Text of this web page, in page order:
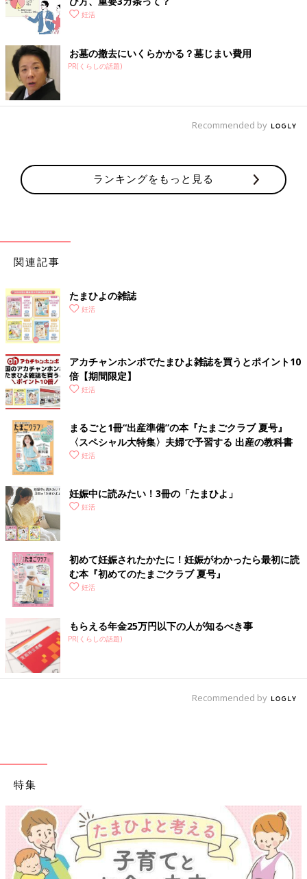
妊活
お墓の撤去にいくらかかる？墓じまい費用
PR(くらしの話題)
Recommended by
ランキングをもっと見る
関連記事
たまひよの雑誌
妊活
アカチャンホンポでたまひよ雑誌を買うとポイント10
倍【期間限定】
妊活
まるごと1冊“出産準備”の本『たまごクラブ 夏号』
〈スペシャル大特集〉夫婦で予習する 出産の教科書
妊活
妊娠中に読みたい！3冊の「たまひよ」
妊活
初めて妊娠されたかたに！妊娠がわかったら最初に読
む本『初めてのたまごクラブ 夏号』
妊活
もらえる年金25万円以下の人が知るべき事
PR(くらしの話題)
Recommended by
特集
【ワクチン接種できるものも】妊婦の感染症対策、知っておいて！